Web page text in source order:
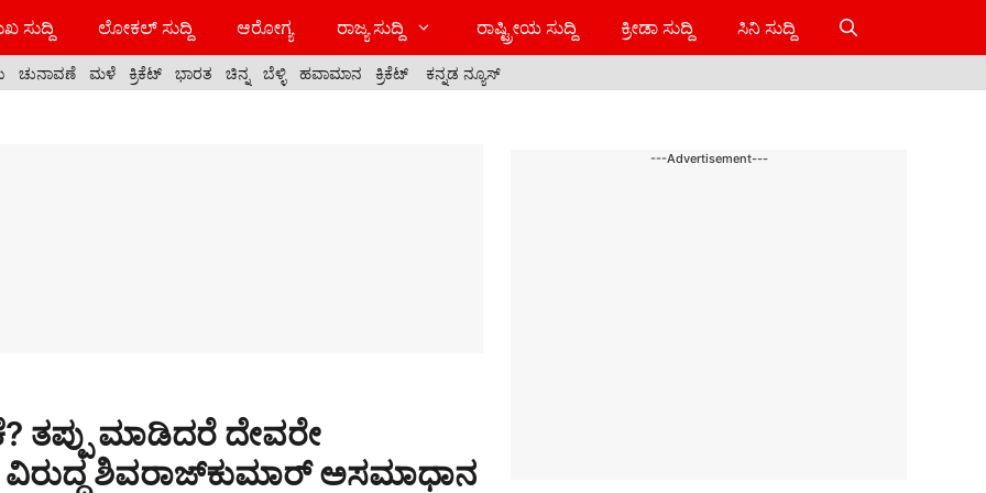
ಸುದ್ದಿ ಲೋಕಲ್ ಸುದ್ದಿ ಆರೋಗ್ಯ ರಾಜ್ಯ ಸುದ್ದಿ ರಾಷ್ಟ್ರೀಯ ಸುದ್ದಿ ಕ್ರೀಡಾ ಸುದ್ದಿ ಸಿನಿ ಸುದ್ದಿ
ಚುನಾವಣೆ ಮಳೆ ಕ್ರಿಕೆಟ್ ಭಾರತ ಚಿನ್ನ ಬೆಳ್ಳಿ ಹವಾಮಾನ ಕ್ರಿಕೆಟ್ ಕನ್ನಡ ನ್ಯೂಸ್
ತಪ್ಪು ಮಾಡಿದರೆ ದೇವರೇ
ವಿರುದ್ಧ ಶಿವರಾಜ್‌ಕುಮಾರ್ ಅಸಮಾಧಾನ
---Advertisement---